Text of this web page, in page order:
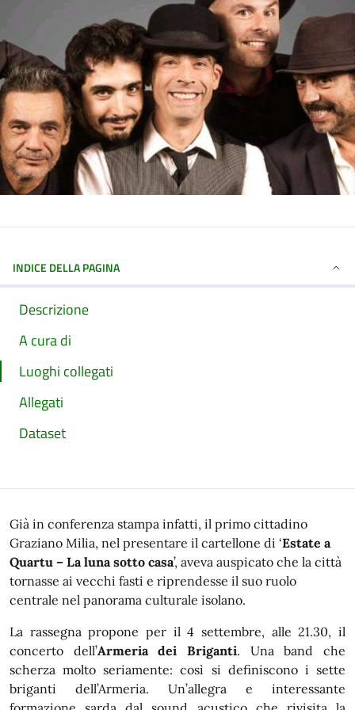
INDICE DELLA PAGINA
Descrizione
A cura di
Luoghi collegati
Allegati
Dataset
Già in conferenza stampa infatti, il primo cittadino
Graziano Milia, nel presentare il cartellone di ‘Estate a
Quartu – La luna sotto casa’, aveva auspicato che la città
tornasse ai vecchi fasti e riprendesse il suo ruolo
centrale nel panorama culturale isolano.
La rassegna propone per il 4 settembre, alle 21.30, il
concerto dell’Armeria dei Briganti. Una band che
scherza molto seriamente: così si definiscono i sette
briganti dell’Armeria. Un’allegra e interessante